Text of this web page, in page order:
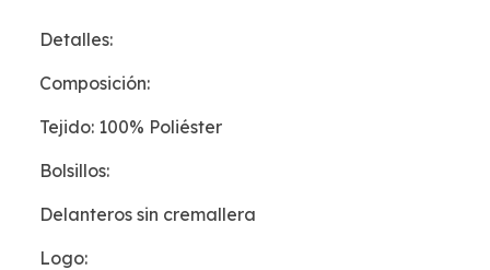
Detalles:
Composición:
Tejido: 100% Poliéster
Bolsillos:
Delanteros sin cremallera
Logo: